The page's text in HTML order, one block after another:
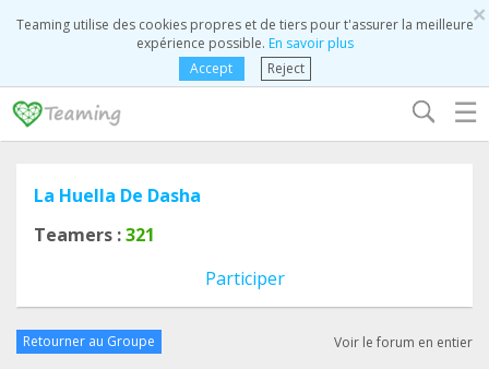
×
Teaming utilise des cookies propres et de tiers pour t'assurer la meilleure
expérience possible. En savoir plus
Accept
Reject
☰
La Huella De Dasha
Teamers :321
Participer
Retourner au Groupe Voir le forum en entier